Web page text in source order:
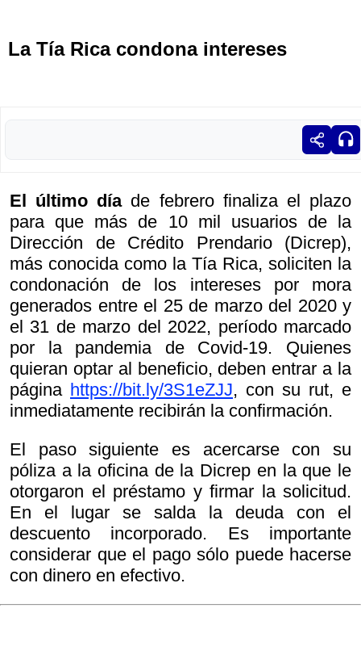
La Tía Rica condona intereses
El último día de febrero finaliza el plazo
para que más de 10 mil usuarios de la
Dirección de Crédito Prendario (Dicrep),
más conocida como la Tía Rica, soliciten la
condonación de los intereses por mora
generados entre el 25 de marzo del 2020 y
el 31 de marzo del 2022, período marcado
por la pandemia de Covid-19. Quienes
quieran optar al beneficio, deben entrar a la
página https://bit.ly/3S1eZJJ, con su rut, e
inmediatamente recibirán la confirmación.
El paso siguiente es acercarse con su
póliza a la oficina de la Dicrep en la que le
otorgaron el préstamo y firmar la solicitud.
En el lugar se salda la deuda con el
descuento incorporado. Es importante
considerar que el pago sólo puede hacerse
con dinero en efectivo.